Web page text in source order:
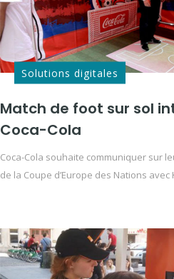
Solutions digitales
Match de foot sur sol
Coca-Cola
Coca-Cola souhaite communiquer sur
de la Coupe d’Europe des Nations avec